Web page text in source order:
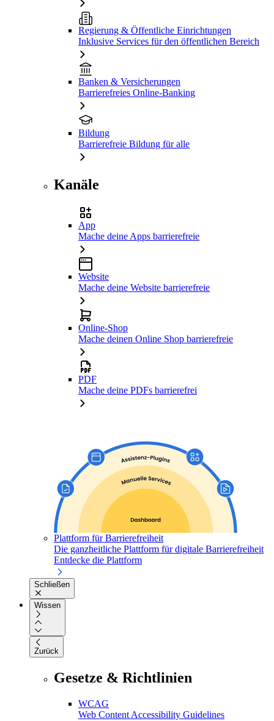
Regierung & Öffentliche Einrichtungen
Inklusive Services für den öffentlichen Bereich
Banken & Versicherungen
Barrierefreies Online-Banking
Bildung
Barrierefreie Bildung für alle
Kanäle
App
Mache deine Apps barrierefreie
Website
Mache deine Website barrierefreie
Online-Shop
Mache deinen Online Shop barrierefreie
PDF
Mache deine PDFs barrierefrei
Plattform für Barrierefreiheit
Die ganzheitliche Plattform für digitale Barrierefreiheit
Entdecke die Plattform
Schließen
Wissen
Zurück
Gesetze & Richtlinien
WCAG
Web Content Accessibility Guidelines